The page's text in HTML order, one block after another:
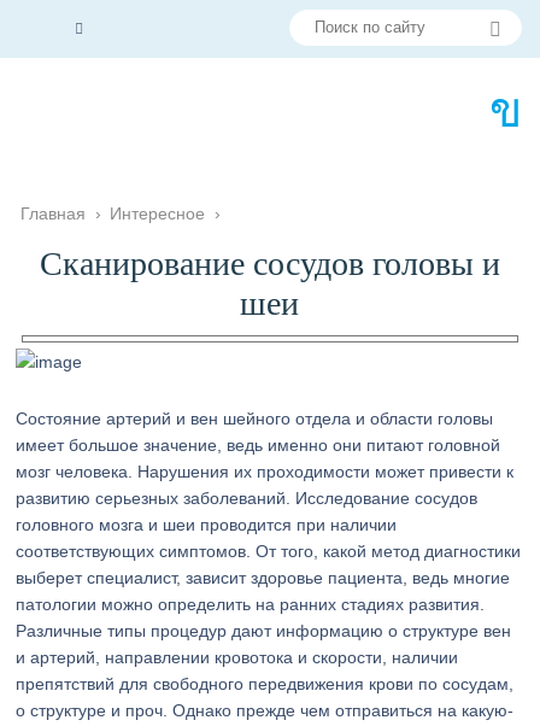
Главная › Интересное ›
Сканирование сосудов головы и
шеи
Состояние артерий и вен шейного отдела и области головы
имеет большое значение, ведь именно они питают головной
мозг человека. Нарушения их проходимости может привести к
развитию серьезных заболеваний. Исследование сосудов
головного мозга и шеи проводится при наличии
соответствующих симптомов. От того, какой метод диагностики
выберет специалист, зависит здоровье пациента, ведь многие
патологии можно определить на ранних стадиях развития.
Различные типы процедур дают информацию о структуре вен
и артерий, направлении кровотока и скорости, наличии
препятствий для свободного передвижения крови по сосудам,
о структуре и проч. Однако прежде чем отправиться на какую-